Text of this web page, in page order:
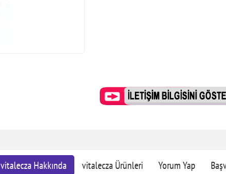
vitalecza Hakkında vitalecza Ürünleri Yorum Yap